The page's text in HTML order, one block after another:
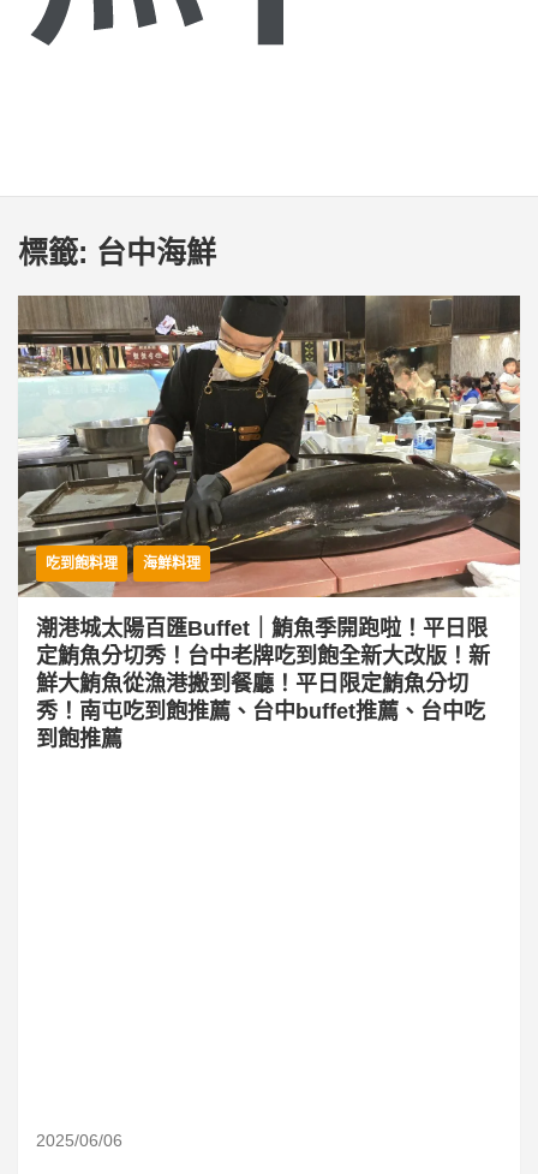
標籤: 台中海鮮
吃到飽料理 海鮮料理
潮港城太陽百匯Buffet｜鮪魚季開跑啦！平日限
定鮪魚分切秀！台中老牌吃到飽全新大改版！新
鮮大鮪魚從漁港搬到餐廳！平日限定鮪魚分切
秀！南屯吃到飽推薦、台中buffet推薦、台中吃
到飽推薦
2025/06/06